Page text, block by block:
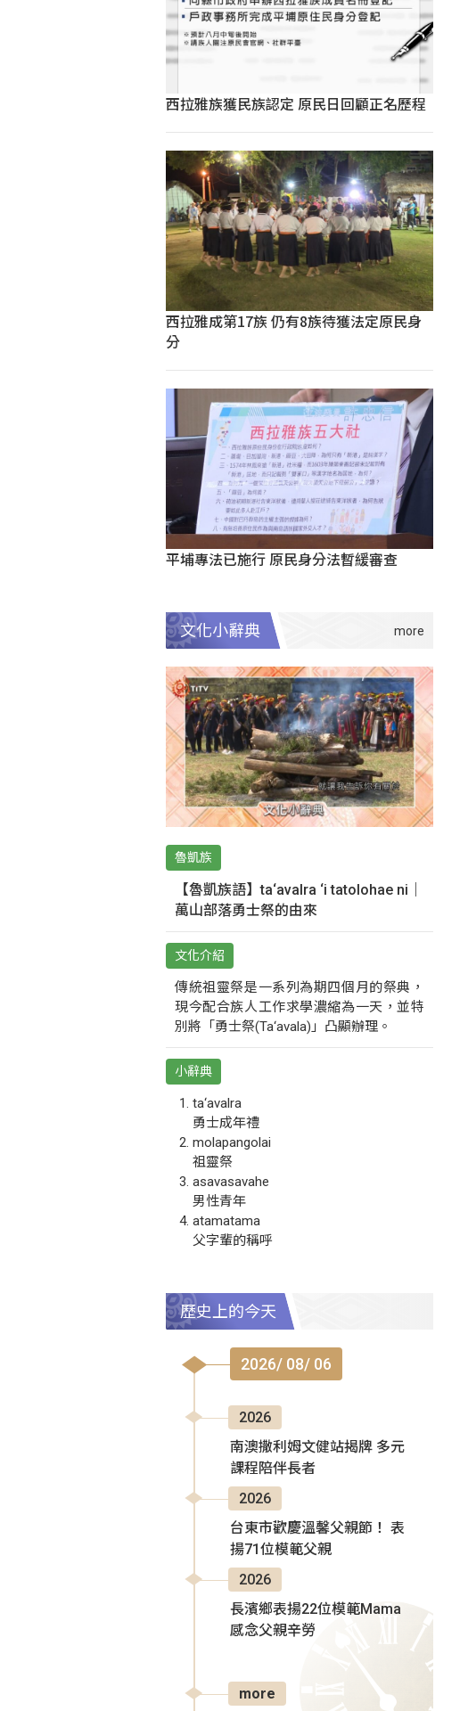
西拉雅族獲民族認定 原民日回顧正名歷程
西拉雅成第17族 仍有8族待獲法定原民身
分
平埔專法已施行 原民身分法暫緩審查
文化小辭典
魯凱族
【魯凱族語】ta‘avalra ‘i tatolohae ni｜
萬山部落勇士祭的由來
文化介紹
傳統祖靈祭是一系列為期四個月的祭典，
現今配合族人工作求學濃縮為一天，並特
別將「勇士祭(Ta‘avala)」凸顯辦理。
小辭典
ta‘avalra
勇士成年禮
molapangolai
祖靈祭
asavasavahe
男性青年
atamatama
父字輩的稱呼
歷史上的今天
2026/ 08/ 06
2026
南澳撒利姆文健站揭牌 多元
課程陪伴長者
2026
台東市歡慶溫馨父親節！ 表
揚71位模範父親
2026
長濱鄉表揚22位模範Mama
感念父親辛勞
more